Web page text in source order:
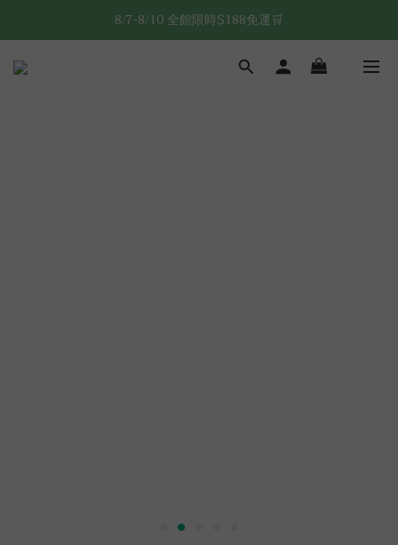
8/7-8/10 全館限時$188免運🛒
8/7-8/10 全館限時$188免運🛒